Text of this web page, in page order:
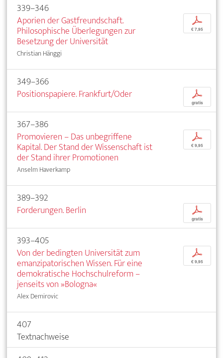
339–346
Aporien der Gastfreundschaft.
Philosophische Überlegungen zur
Besetzung der Universität
Christian Hänggi
p
€ 7,95
349–366
Positionspapiere. Frankfurt/Oder
p
gratis
367–386
Promovieren – Das unbegriffene
Kapital. Der Stand der Wissenschaft ist
der Stand ihrer Promotionen
Anselm Haverkamp
p
€ 9,95
389–392
Forderungen. Berlin
p
gratis
393–405
Von der bedingten Universität zum
emanzipatorischen Wissen. Für eine
demokratische Hochschulreform –
jenseits von »Bologna«
Alex Demirovic
p
€ 9,95
407
Textnachweise